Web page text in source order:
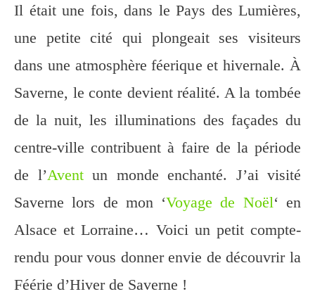
Il était une fois, dans le Pays des Lumières,
une petite cité qui plongeait ses visiteurs
dans une atmosphère féerique et hivernale. À
Saverne, le conte devient réalité. A la tombée
de la nuit, les illuminations des façades du
centre-ville contribuent à faire de la période
de l’Aventun monde enchanté. J’ai visité
Saverne lors de mon ‘Voyage de Noël‘ en
Alsace et Lorraine… Voici un petit compte-
rendu pour vous donner envie de découvrir la
Féérie d’Hiver de Saverne !